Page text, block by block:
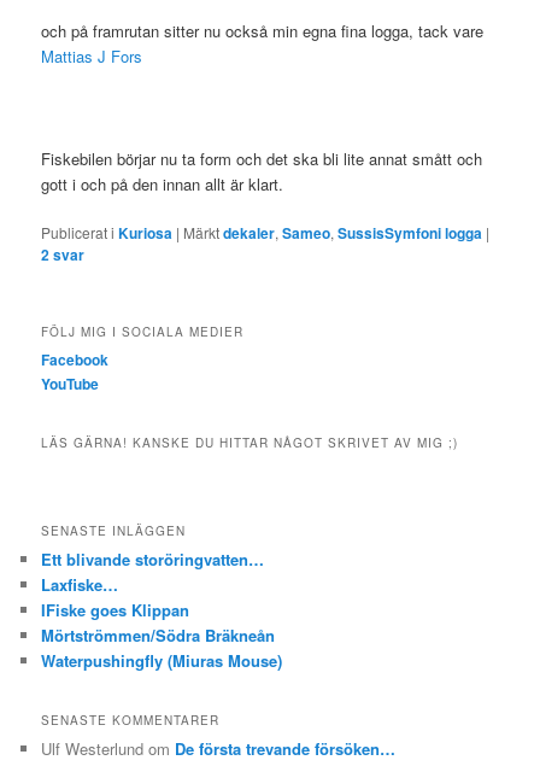
och på framrutan sitter nu också min egna fina logga, tack vare
Mattias J Fors
Fiskebilen börjar nu ta form och det ska bli lite annat smått och
gott i och på den innan allt är klart.
Publicerat i Kuriosa | Märktdekaler,Sameo,SussisSymfoni logga |
2svar
FÖLJ MIG I SOCIALA MEDIER
Facebook
YouTube
LÄS GÄRNA! KANSKE DU HITTAR NÅGOT SKRIVET AV MIG ;)
SENASTE INLÄGGEN
Ett blivande storöringvatten…
Laxfiske…
IFiske goes Klippan
Mörtströmmen/Södra Bräkneån
Waterpushingfly (Miuras Mouse)
SENASTE KOMMENTARER
Ulf Westerlund om De första trevande försöken…